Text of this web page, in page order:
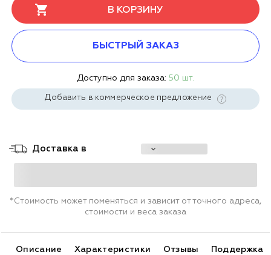
В КОРЗИНУ
БЫСТРЫЙ ЗАКАЗ
Доступно для заказа: 50 шт.
Добавить в коммерческое предложение
Доставка в
*Стоимость может поменяться и зависит от точного адреса,
стоимости и веса заказа
Описание Характеристики Отзывы Поддержка